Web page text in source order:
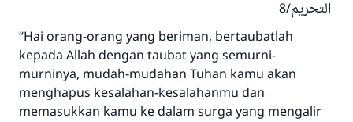
التحريم/8
“Hai orang-orang yang beriman, bertaubatlah
kepada Allah dengan taubat yang semurni-
murninya, mudah-mudahan Tuhan kamu akan
menghapus kesalahan-kesalahanmu dan
memasukkan kamu ke dalam surga yang mengalir